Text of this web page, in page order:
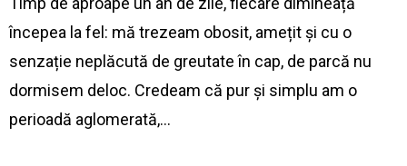
începea la fel: mă trezeam obosit, amețit și cu o
senzație neplăcută de greutate în cap, de parcă nu
dormisem deloc. Credeam că pur și simplu am o
perioadă aglomerată,…